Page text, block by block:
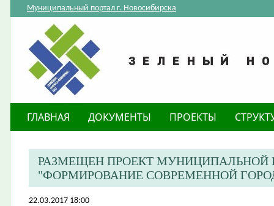
Муниципальный портал г. Новосибирска
ГЛАВНАЯ ДОКУМЕНТЫ ПРОЕКТЫ
РАЗМЕЩЕН ПРОЕКТ МУНИЦИПАЛЬНОЙ
"ФОРМИРОВАНИЕ СОВРЕМЕННОЙ
22.03.2017 18:00